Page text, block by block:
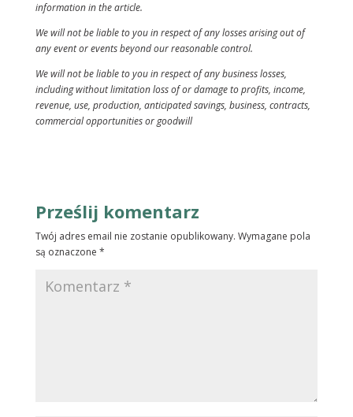
information in the article.
We will not be liable to you in respect of any losses arising out of
any event or events beyond our reasonable control.
We will not be liable to you in respect of any business losses,
including without limitation loss of or damage to profits, income,
revenue, use, production, anticipated savings, business, contracts,
commercial opportunities or goodwill
Prześlij komentarz
Twój adres email nie zostanie opublikowany. Wymagane pola
są oznaczone *